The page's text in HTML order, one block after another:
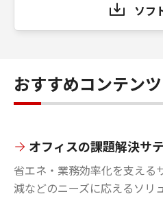
ソフ
おすすめコンテンツ
オフィスの課題解決サ
省エネ・業務効率化を支える
減などのニーズに応えるソリ